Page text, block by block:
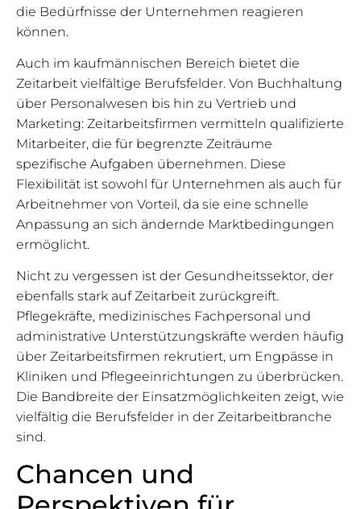
die Bedürfnisse der Unternehmen reagieren
können.
Auch im kaufmännischen Bereich bietet die
Zeitarbeit vielfältige Berufsfelder. Von Buchhaltung
über Personalwesen bis hin zu Vertrieb und
Marketing: Zeitarbeitsfirmen vermitteln qualifizierte
Mitarbeiter, die für begrenzte Zeiträume
spezifische Aufgaben übernehmen. Diese
Flexibilität ist sowohl für Unternehmen als auch für
Arbeitnehmer von Vorteil, da sie eine schnelle
Anpassung an sich ändernde Marktbedingungen
ermöglicht.
Nicht zu vergessen ist der Gesundheitssektor, der
ebenfalls stark auf Zeitarbeit zurückgreift.
Pflegekräfte, medizinisches Fachpersonal und
administrative Unterstützungskräfte werden häufig
über Zeitarbeitsfirmen rekrutiert, um Engpässe in
Kliniken und Pflegeeinrichtungen zu überbrücken.
Die Bandbreite der Einsatzmöglichkeiten zeigt, wie
vielfältig die Berufsfelder in der Zeitarbeitbranche
sind.
Chancen und